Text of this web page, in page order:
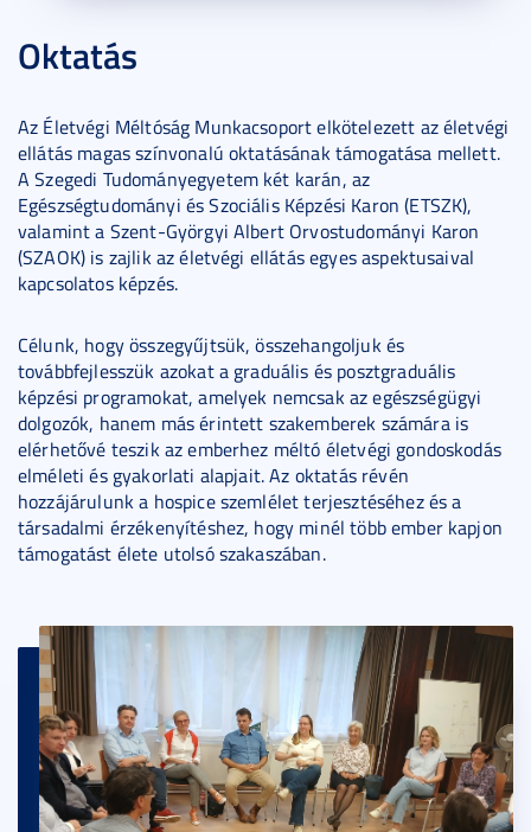
Oktatás
Az Életvégi Méltóság Munkacsoport elkötelezett az életvégi
ellátás magas színvonalú oktatásának támogatása mellett.
A Szegedi Tudományegyetem két karán, az
Egészségtudományi és Szociális Képzési Karon (ETSZK),
valamint a Szent-Györgyi Albert Orvostudományi Karon
(SZAOK) is zajlik az életvégi ellátás egyes aspektusaival
kapcsolatos képzés.
Célunk, hogy összegyűjtsük, összehangoljuk és
továbbfejlesszük azokat a graduális és posztgraduális
képzési programokat, amelyek nemcsak az egészségügyi
dolgozók, hanem más érintett szakemberek számára is
elérhetővé teszik az emberhez méltó életvégi gondoskodás
elméleti és gyakorlati alapjait. Az oktatás révén
hozzájárulunk a hospice szemlélet terjesztéséhez és a
társadalmi érzékenyítéshez, hogy minél több ember kapjon
támogatást élete utolsó szakaszában.